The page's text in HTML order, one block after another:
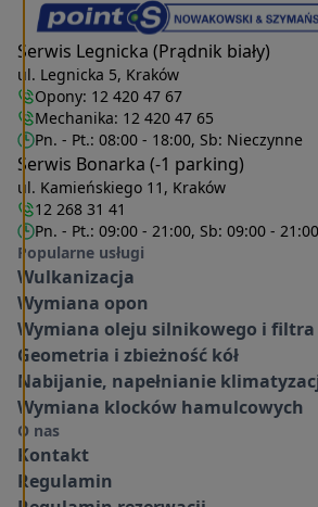
Serwis Legnicka (Prądnik biały)
ul. Legnicka 5, Kraków
Opony: 12 420 47 67
Mechanika: 12 420 47 65
Pn. - Pt.: 08:00 - 18:00, Sb: Nieczynne
Serwis Bonarka (-1 parking)
ul. Kamieńskiego 11, Kraków
12 268 31 41
Pn. - Pt.: 09:00 - 21:00, Sb: 09:00 - 21:00
Popularne usługi
Wulkanizacja
Wymiana opon
Wymiana oleju silnikowego i
Geometria i zbieżność kół
Nabijanie, napełnianie
Wymiana klocków hamulcowych
O nas
Kontakt
Regulamin